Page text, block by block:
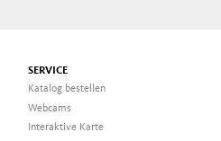
SERVICE
Katalog bestellen
Webcams
Interaktive Karte